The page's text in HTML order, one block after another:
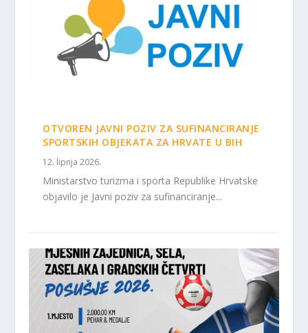
OTVOREN JAVNI POZIV ZA SUFINANCIRANJE
SPORTSKIH OBJEKATA ZA HRVATE U BIH
12. lipnja 2026.
Ministarstvo turizma i sporta Republike Hrvatske
objavilo je Javni poziv za sufinanciranje...